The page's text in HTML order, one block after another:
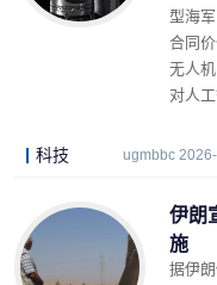
型海
合同
无人
对人
科技 ugmbbc
伊朗
施
据伊